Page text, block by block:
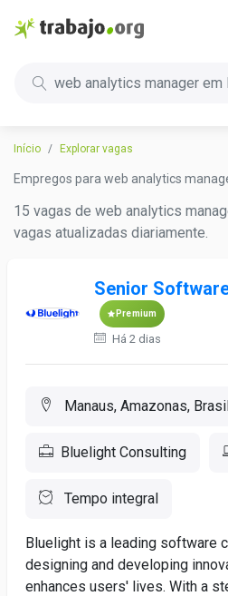
web analytics manager em
Início Explorar vagas
Empregos para web analytics
15 vagas de web analytics
vagas atualizadas diariamente.
Senior
Premium
Há 2 dias
Manaus, Amazonas,
Bluelight Consulting
Tempo integral
Bluelight is a leading software
designing and developing
enhances users' lives. With a